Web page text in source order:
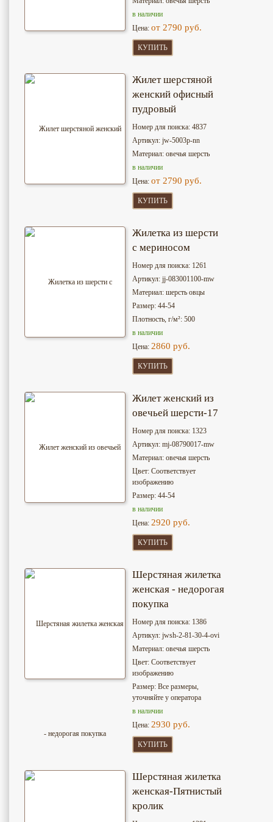
в наличии
Цена: от 2790 руб.
КУПИТЬ
Жилет шерстяной
женский офисный
пудровый
Номер для поиска: 4837
Артикул: jw-5003p-nn
Материал: овечья шерсть
в наличии
Цена: от 2790 руб.
КУПИТЬ
Жилетка из шерсти
с мериносом
Номер для поиска: 1261
Артикул: jj-083001100-mw
Материал: шерсть овцы
Размер: 44-54
Плотность, г/м²: 500
в наличии
Цена: 2860 руб.
КУПИТЬ
Жилет женский из
овечьей шерсти-17
Номер для поиска: 1323
Артикул: mj-08790017-mw
Материал: овечья шерсть
Цвет: Соответствует
изображению
Размер: 44-54
в наличии
Цена: 2920 руб.
КУПИТЬ
Шерстяная жилетка
женская - недорогая
покупка
Номер для поиска: 1386
Артикул: jwsh-2-81-30-4-ovi
Материал: овечья шерсть
Цвет: Соответствует
изображению
Размер: Все размеры,
уточняйте у оператора
в наличии
Цена: 2930 руб.
КУПИТЬ
Шерстяная жилетка
женская-Пятнистый
кролик